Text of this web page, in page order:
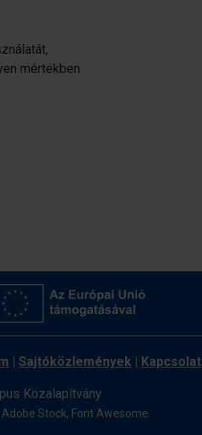
mértékben
| Sajtóközlemények | Kapcsolat
Közalapítvány
Stock, Font Awesome.